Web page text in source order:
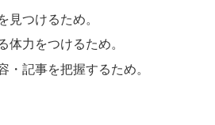
見つけるため。
体力をつけるため。
・記事を把握するため。